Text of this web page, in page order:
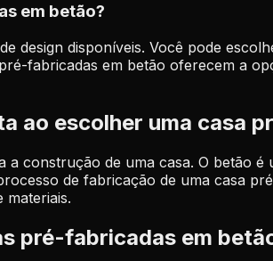
em betão?
design disponíveis. Você pode
fabricadas em betão oferecem a
ao escolher uma casa
construção de uma casa. O betão
de fabricação de uma casa
materiais.
pré-fabricadas em